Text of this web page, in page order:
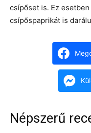
csípőset is. Ez
csípőspaprikát is
Népszerű